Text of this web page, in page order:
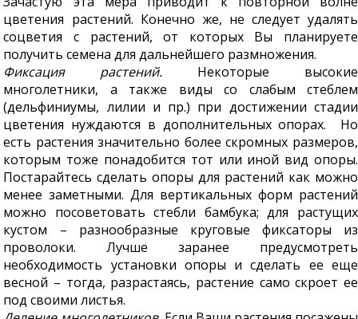
цветения растений. Конечно же, не следует удалять
соцветия с растений, от которых Вы планируете
получить семена для дальнейшего размножения.
Фиксация растений. Некоторые высокие
многолетники, а также виды со слабым стеблем
(дельфиниумы, лилии и пр.) при достижении стадии
цветения нуждаются в дополнительных опорах. Но
есть растения значительно более скромных размеров,
которым тоже понадобится тот или иной вид опоры.
Постарайтесь сделать опоры для растений как можно
менее заметными. Для вертикальных форм растений
можно посоветовать стебли бамбука; для растущих
кустом – разнообразные круговые фиксаторы из
проволоки. Лучше заранее предусмотреть
необходимость установки опоры и сделать ее еще
весной – тогда, разрастаясь, растение само скроет ее
под своими листья.